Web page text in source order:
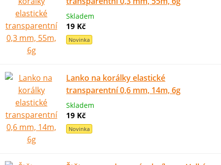
Skladem
19 Kč
Novinka
Lanko na korálky elastické
transparentní 0,6 mm, 14m, 6g
Skladem
19 Kč
Novinka